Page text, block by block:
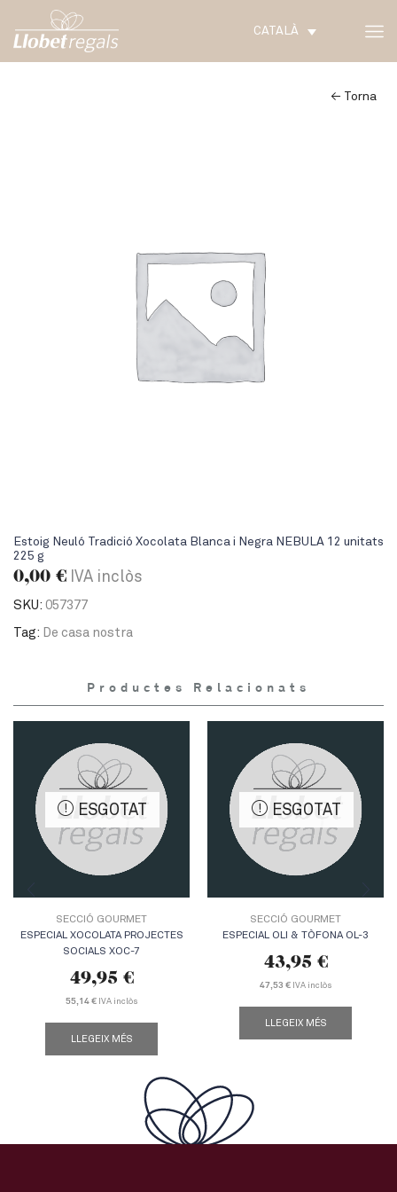
CATALÀ
← Torna
Estoig Neuló Tradició Xocolata Blanca i Negra NEBULA 12 unitats
225 g
0,00 € IVA inclòs
SKU: 057377
Tag: De casa nostra
Productes Relacionats
ESGOTAT
SECCIÓ GOURMET
ESPECIAL XOCOLATA PROJECTES
SOCIALS XOC-7
49,95 €
55,14 € IVA inclòs
LLEGEIX MÉS
ESGOTAT
SECCIÓ GOURMET
ESPECIAL OLI & TÒFONA OL-3
43,95 €
47,53 € IVA inclòs
LLEGEIX MÉS